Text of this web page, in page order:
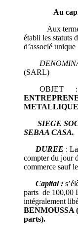
Au
Aux termes
établi les statuts
d’associé
(SARL)
OBJET : La
SIEGE
SEBAA CASA.
DUREE :
compter du jour
commerce sauf
Capital :
parts de 100,00
intégralement
BENMOUSSA
parts).